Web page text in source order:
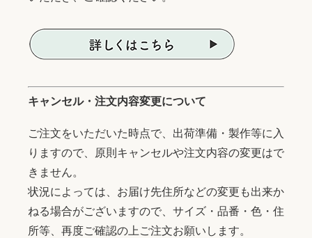
キャンセル・注文内容変更について
ご注文をいただいた時点で、出荷準備・製作等に入
りますので、原則キャンセルや注文内容の変更はで
きません。
状況によっては、お届け先住所などの変更も出来か
ねる場合がございますので、サイズ・品番・色・住
所等、再度ご確認の上ご注文お願いします。